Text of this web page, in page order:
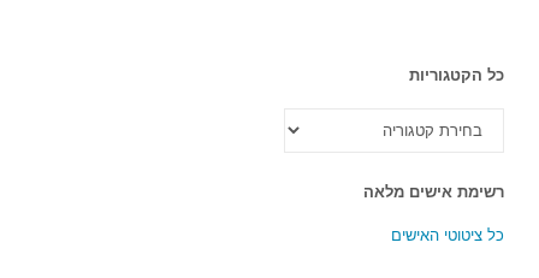
כל הקטגוריות
הקטגוריות
רשימת אישים מלאה
כל ציטוטי האישים